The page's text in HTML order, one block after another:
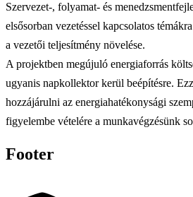
Szervezet-, folyamat- és
elsősorban vezetéssel kapcsolatos
a vezetői teljesítmény növelése.
A projektben megújuló energiaforrás
ugyanis napkollektor kerül beépítésre.
hozzájárulni az energiahatékonysági
figyelembe vételére a munkavégzésünk
Footer